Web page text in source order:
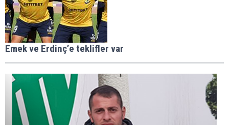
Emek ve Erdinç’e teklifler var